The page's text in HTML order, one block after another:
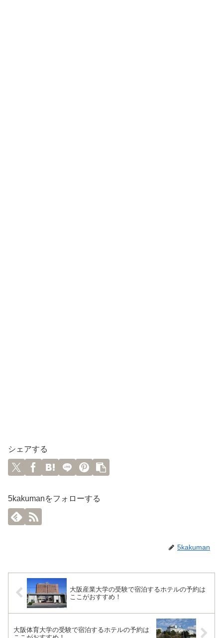
シェアする
5kakumanをフォローする
5kakuman
大阪産業大学の受験で宿泊するホテルの予約は
ここがおすすめ！
大阪体育大学の受験で宿泊するホテルの予約は